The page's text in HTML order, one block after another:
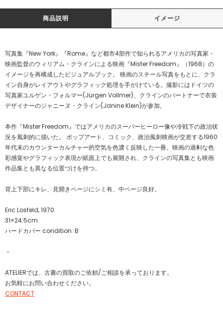
商品説明 イメージ
写真集『New York』『Rome』など都市4部作で知られるアメリカの写真家・
映画監督のウィリアム・クラインによる映画『Mister Freedom』（1968）の
イメージを再構成したビジュアルブック。 映画のスチール写真をもとに、クラ
イン自身がレイアウトやグラフィック処理を手がけている。撮影にはドイツの
写真家ユルゲン・フォルマー(Jürgen Vollmer)、クラインのパートナーで衣装
デザイナーのジャニーヌ・クライン(Janine Klein)が参加。
本作『Mister Freedom』ではアメリカのスーパーヒーロー像や冷戦下の政治状
況を風刺的に描いた。 ポップアート、コミック、政治風刺映画が交差する1960
年代末のカウンターカルチャー的空気を色濃く反映した一冊。映画の過剰な色
彩感覚やグラフィック表現が紙面上でも展開され、クラインの写真集とも映画
作品集とも異なる位置づけを持つ。
背上下部にキレ、見開きページにシミ有、中ページ良好。
Eric Losfeld, 1970
31×24.5cm
ハードカバー condition: B
－
ATELIERでは、古書の買取のご依頼/ご相談を承っております。
お気軽にお問い合わせください。
CONTACT